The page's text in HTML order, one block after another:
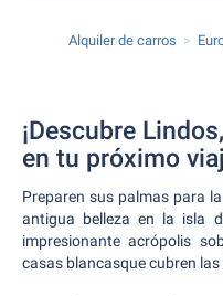
Alquiler de carros
¡Descubre
en tu próximo
Preparen sus palmas para
antigua belleza en la isla
impresionante acrópolis
casas blancasque cubren las